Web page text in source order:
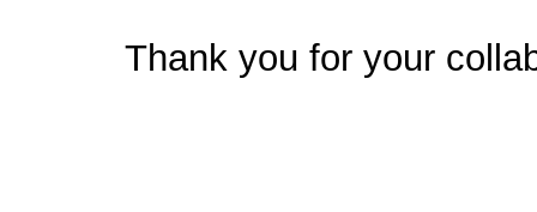
Thank you for your